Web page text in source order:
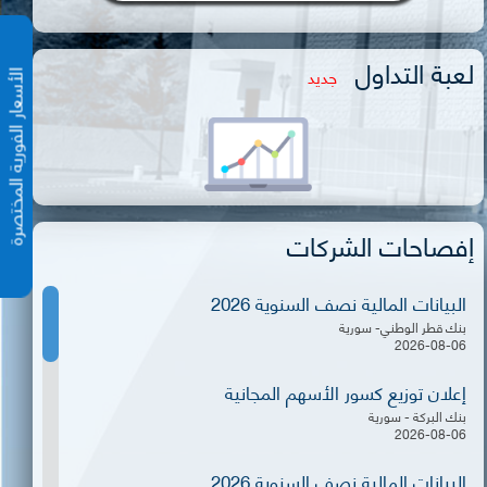
الأسعار لعبة التداول جديد
إفصاحات الشركات
البيانات المالية نصف السنوية 2026
بنك قطر الوطني- سورية
2026-08-06
إعلان توزيع كسور الأسهم المجانية
بنك البركة - سورية
2026-08-06